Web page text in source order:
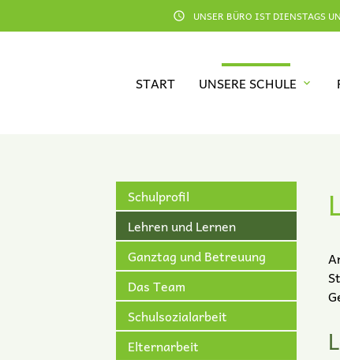
schedule UNSER BÜRO IST DIENSTAGS
START UNSERE SCHULE
Schulprofil
Lehren und Lernen
Ganztag und Betreuung
Das Team
Schulsozialarbeit
Elternarbeit